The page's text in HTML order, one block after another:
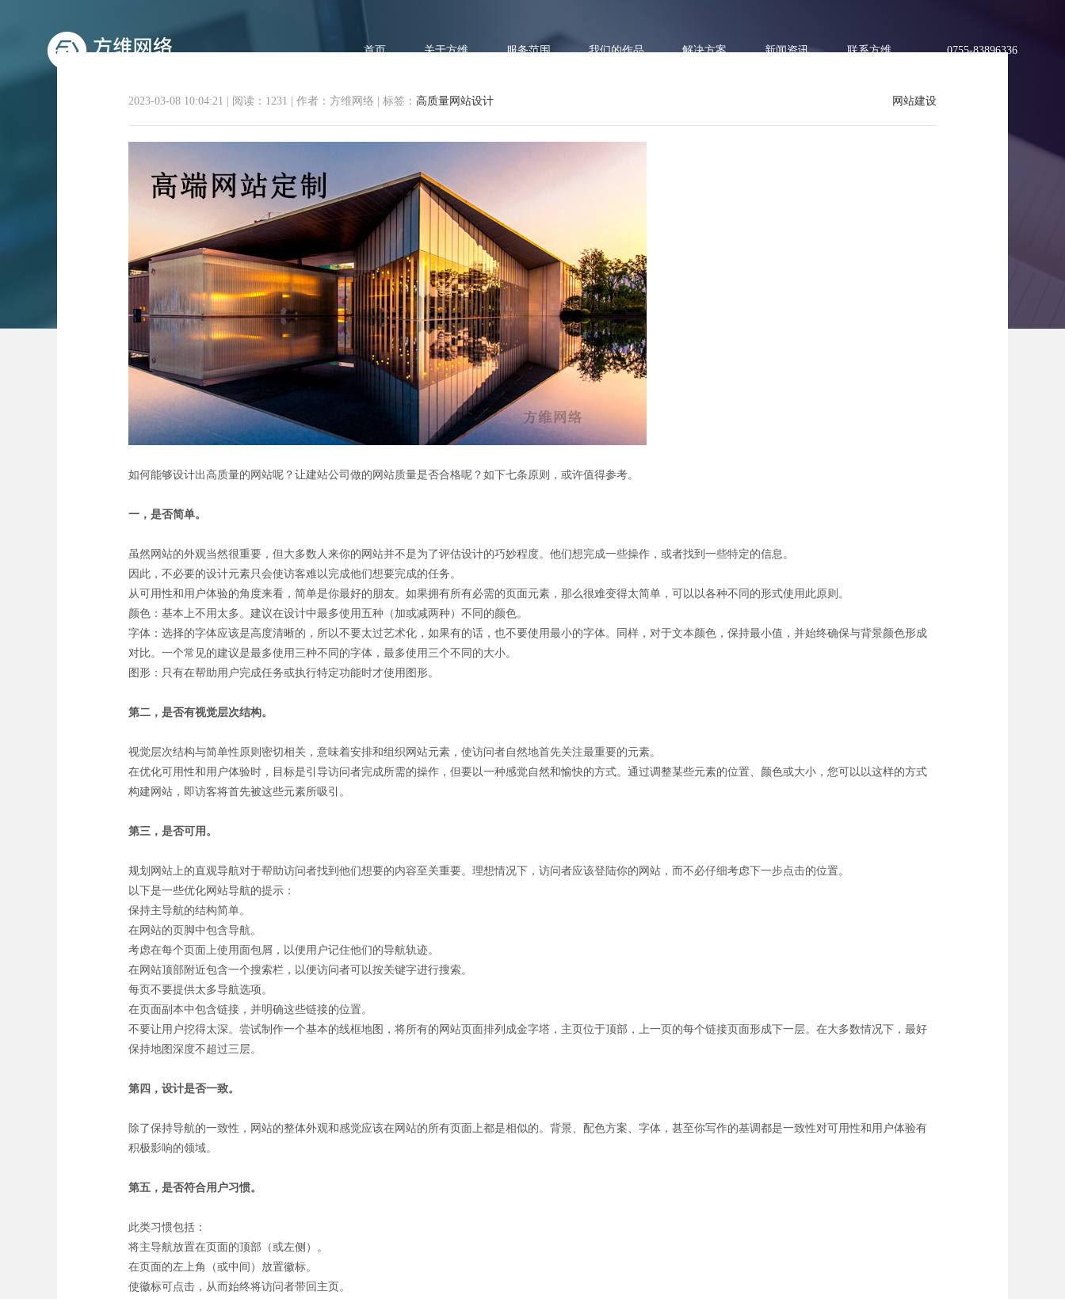
首页 关于方维 服务范围 我们的作品 解决方案 新闻资讯 联系方维 0755-83896336
高质量网站设计的七个原则
网站建设
2023-03-08 10:04:21 | 阅读：1231 | 作者：方维网络 | 标签： 高质量网站设计
如何能够设计出高质量的网站呢？让建站公司做的网站质量是否合格呢？如下七条原则，或许值得参考。
一，是否简单。
虽然网站的外观当然很重要，但大多数人来你的网站并不是为了评估设计的巧妙程度。他们想完成一些操作，或者找到一些特定的信息。
因此，不必要的设计元素只会使访客难以完成他们想要完成的任务。
从可用性和用户体验的角度来看，简单是你最好的朋友。如果拥有所有必需的页面元素，那么很难变得太简单，可以以各种不同的形式使用此原则。
颜色：基本上不用太多。建议在设计中最多使用五种（加或减两种）不同的颜色。
字体：选择的字体应该是高度清晰的，所以不要太过艺术化，如果有的话，也不要使用最小的字体。同样，对于文本颜色，保持最小值，并始终确保与背景颜色形成
对比。一个常见的建议是最多使用三种不同的字体，最多使用三个不同的大小。
图形：只有在帮助用户完成任务或执行特定功能时才使用图形。
第二，是否有视觉层次结构。
视觉层次结构与简单性原则密切相关，意味着安排和组织网站元素，使访问者自然地首先关注最重要的元素。
在优化可用性和用户体验时，目标是引导访问者完成所需的操作，但要以一种感觉自然和愉快的方式。通过调整某些元素的位置、颜色或大小，您可以以这样的方式
构建网站，即访客将首先被这些元素所吸引。
第三，是否可用。
规划网站上的直观导航对于帮助访问者找到他们想要的内容至关重要。理想情况下，访问者应该登陆你的网站，而不必仔细考虑下一步点击的位置。
以下是一些优化网站导航的提示：
保持主导航的结构简单。
在网站的页脚中包含导航。
考虑在每个页面上使用面包屑，以便用户记住他们的导航轨迹。
在网站顶部附近包含一个搜索栏，以便访问者可以按关键字进行搜索。
每页不要提供太多导航选项。
在页面副本中包含链接，并明确这些链接的位置。
不要让用户挖得太深。尝试制作一个基本的线框地图，将所有的网站页面排列成金字塔，主页位于顶部，上一页的每个链接页面形成下一层。在大多数情况下，最好
保持地图深度不超过三层。
第四，设计是否一致。
除了保持导航的一致性，网站的整体外观和感觉应该在网站的所有页面上都是相似的。背景、配色方案、字体，甚至你写作的基调都是一致性对可用性和用户体验有
积极影响的领域。
第五，是否符合用户习惯。
此类习惯包括：
将主导航放置在页面的顶部（或左侧）。
在页面的左上角（或中间）放置徽标。
使徽标可点击，从而始终将访问者带回主页。